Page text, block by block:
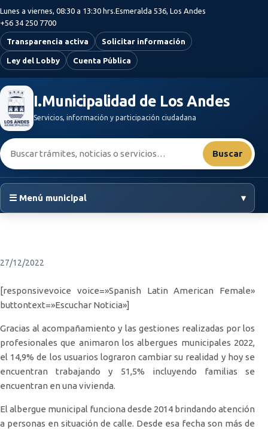
Saltar al contenido principal
Lunes a viernes, 08:30 a 13:30 hrs.Esmeralda 536, Los Andes
+56 34 250 7700
Transparencia activa Solicitar información
Ley del Lobby Cuenta Pública
I.Municipalidad de Los Andes
Servicios, información y participación ciudadana
Buscar:
Buscar
☰ Menú municipal ▾
27/12/2022
[responsivevoice voice=»Spanish Latin American Female»
buttontext=»Escuchar Noticia»]
Gracias al acompañamiento y las gestiones realizadas por los
profesionales que animaron los albergues municipales 2022,
el 14,9% de los usuarios lograron cambiar su realidad y hoy se
encuentran trabajando y 51,5% incluyendo familias se
encuentran en una vivienda.
El albergue municipal funciona desde 2014 brindando atención
a personas en situación de calle. Desde esa fecha son más de